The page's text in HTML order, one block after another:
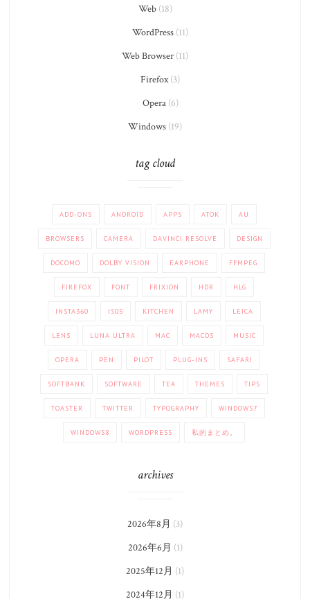
Web(18)
WordPress (11)
Web Browser (11)
Firefox(3)
Opera(6)
Windows (19)
tag cloud
ADD-ONS ANDROID APPS ATOK AU
BROWSERS CAMERA DAVINCI RESOLVE DESIGN
DOCOMO DOLBY VISION EARPHONE FFMPEG
FIREFOX FONT FRIXION HDR HLG
INSTA360 IS05 KITCHEN LAMY LEICA
LENS LUNA ULTRA MAC MACOS MUSIC
OPERA PEN PILOT PLUG-INS SAFARI
SOFTBANK SOFTWARE TEA THEMES TIPS
TOASTER TWITTER TYPOGRAPHY WINDOWS7
WINDOWS8 WORDPRESS 私的まとめ。
archives
2026年8月 (3)
2026年6月 (1)
2025年12月 (1)
2024年12月 (1)